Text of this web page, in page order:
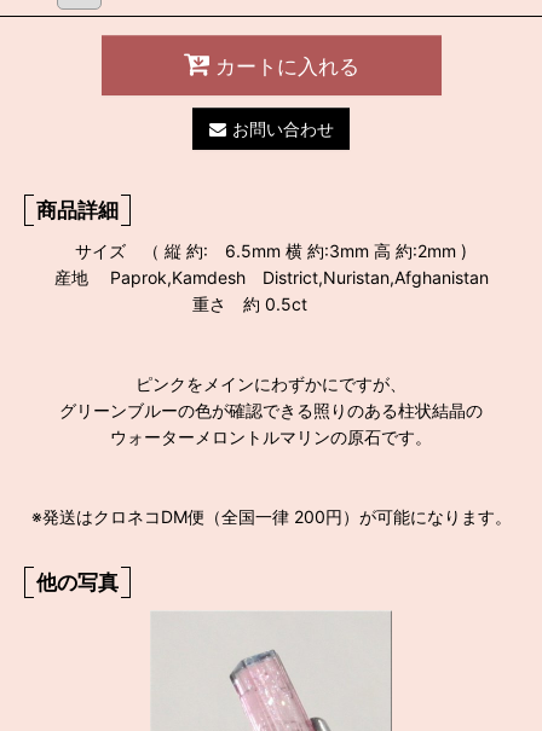
カートに入れる
お問い合わせ
商品詳細
サイズ （ 縦 約: 6.5mm 横 約:3mm 高 約:2mm )
産地 Paprok,Kamdesh District,Nuristan,Afghanistan
重さ 約 0.5ct
ピンクをメインにわずかにですが、
グリーンブルーの色が確認できる照りのある柱状結晶の
ウォーターメロントルマリンの原石です。
※発送はクロネコDM便（全国一律 200円）が可能になります。
他の写真